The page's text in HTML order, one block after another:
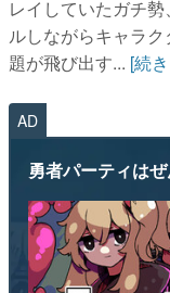
レイしていたガチ
ルしながらキャラ
題が飛び出す... [続
AD
勇者パーティはぜ